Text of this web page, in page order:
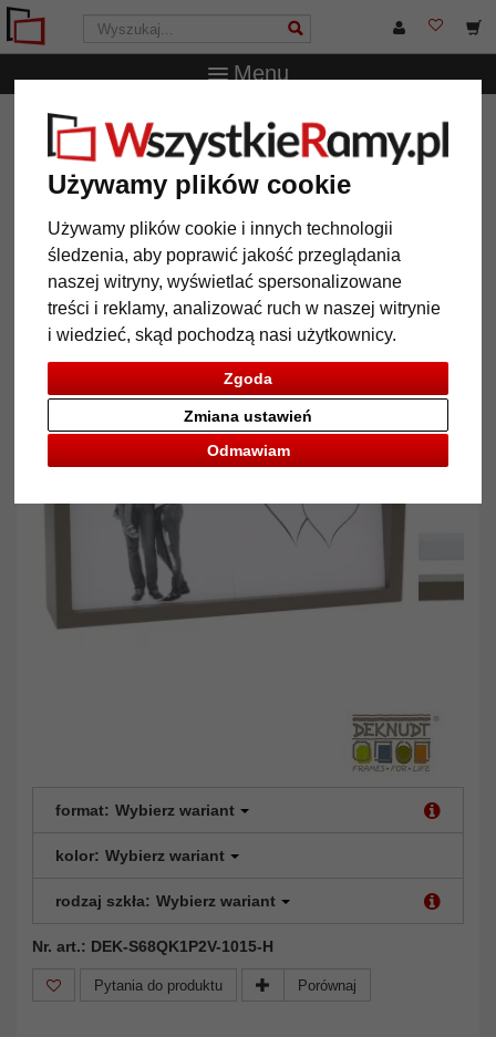
Używamy plików cookie
Używamy plików cookie i innych technologii
śledzenia, aby poprawić jakość przeglądania
naszej witryny, wyświetlać spersonalizowane
treści i reklamy, analizować ruch w naszej witrynie
i wiedzieć, skąd pochodzą nasi użytkownicy.
Zgoda
Odmawiam
Zmiana ustawień
Menu
WszystkieRamy.pl Wielkość ramy
Wszystkie formaty
Ramka na 2 zdjęcia z ukośną ścianą tylną
Ramka na 2 zdjęcia z ukośną
ścianą tylną
format: Wybierz wariant
kolor: Wybierz wariant
rodzaj szkła: Wybierz wariant
Nr. art.: DEK-S68QK1P2V-1015-H
Pytania do produktu Porównaj